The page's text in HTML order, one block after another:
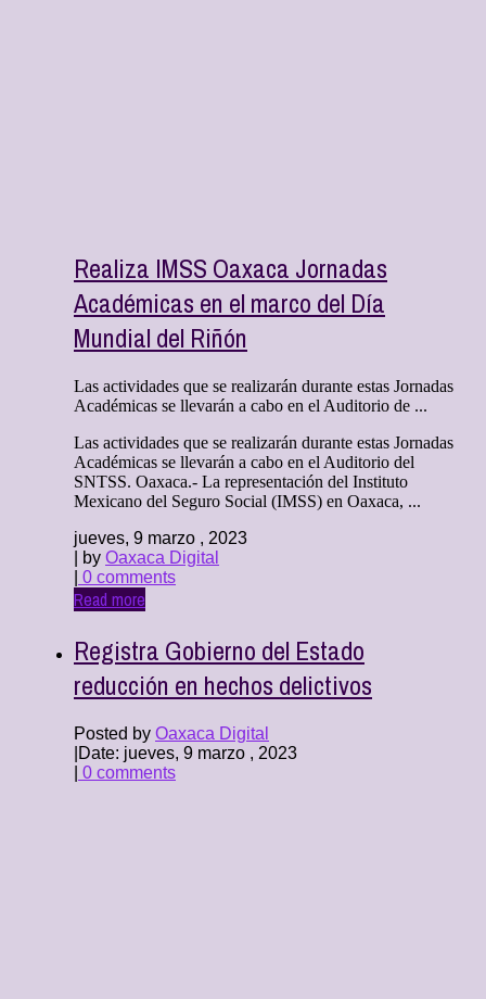
Realiza IMSS Oaxaca Jornadas
Académicas en el marco del Día
Mundial del Riñón
Las actividades que se realizarán durante estas Jornadas
Académicas se llevarán a cabo en el Auditorio de ...
Las actividades que se realizarán durante estas Jornadas
Académicas se llevarán a cabo en el Auditorio del
SNTSS. Oaxaca.- La representación del Instituto
Mexicano del Seguro Social (IMSS) en Oaxaca, ...
jueves, 9 marzo , 2023
| by Oaxaca Digital
0 comments
Read more
Registra Gobierno del Estado
reducción en hechos delictivos
Posted by Oaxaca Digital
Date: jueves, 9 marzo , 2023
0 comments